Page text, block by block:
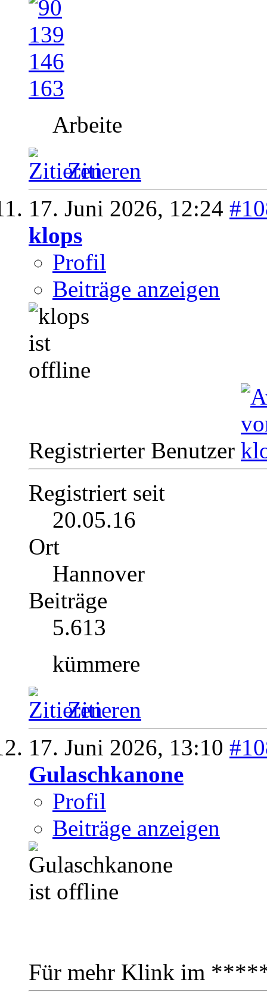
Arbeite
Zitieren
17. Juni 2026, 12:24
klops
Profil
Beiträge anzeigen
Registrierter Benutzer
Registriert seit
20.05.16
Ort
Hannover
Beiträge
5.613
kümmere
Zitieren
17. Juni 2026, 13:10
Gulaschkanone
Profil
Beiträge anzeigen
Für mehr Klink im